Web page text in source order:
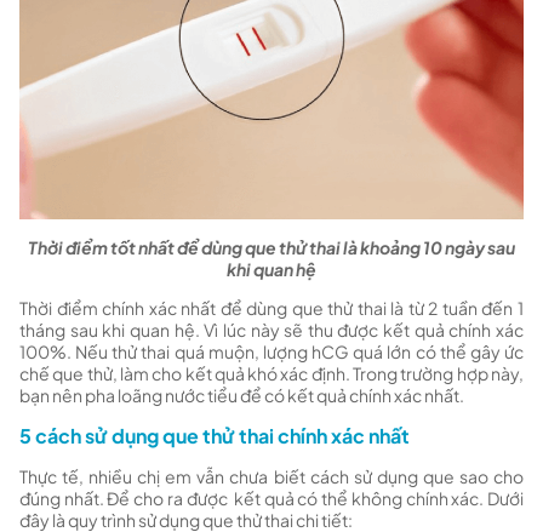
Thời điểm tốt nhất để dùng que thử thai là khoảng 10 ngày sau
khi quan hệ
Thời điểm chính xác nhất để dùng que thử thai là từ 2 tuần đến 1
tháng sau khi quan hệ. Vì lúc này sẽ thu được kết quả chính xác
100%. Nếu thử thai quá muộn, lượng hCG quá lớn có thể gây ức
chế que thử, làm cho kết quả khó xác định. Trong trường hợp này,
bạn nên pha loãng nước tiểu để có kết quả chính xác nhất.
5 cách sử dụng que thử thai chính xác nhất
Thực tế, nhiều chị em vẫn chưa biết cách sử dụng que sao cho
đúng nhất. Để cho ra được kết quả có thể không chính xác. Dưới
đây là quy trình sử dụng que thử thai chi tiết: